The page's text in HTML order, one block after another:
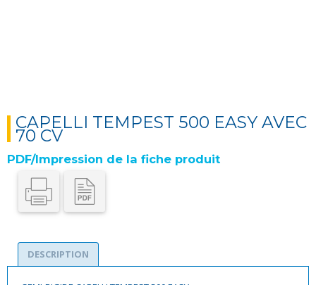
CAPELLI TEMPEST 500 EASY AVEC
70 CV
PDF/Impression de la fiche produit
DESCRIPTION